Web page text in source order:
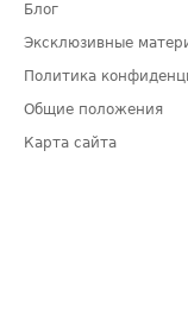
Блог
Эксклюзивные
Политика
Общие положения
Карта сайта